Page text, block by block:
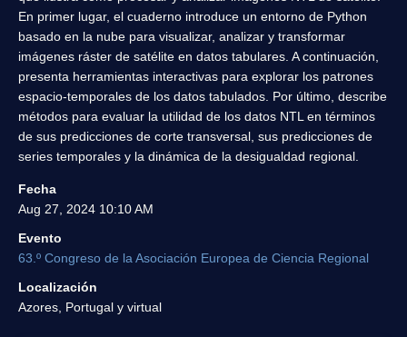
En primer lugar, el cuaderno introduce un entorno de Python
basado en la nube para visualizar, analizar y transformar
imágenes ráster de satélite en datos tabulares. A continuación,
presenta herramientas interactivas para explorar los patrones
espacio-temporales de los datos tabulados. Por último, describe
métodos para evaluar la utilidad de los datos NTL en términos
de sus predicciones de corte transversal, sus predicciones de
series temporales y la dinámica de la desigualdad regional.
Fecha
Aug 27, 2024 10:10 AM
Evento
63.º Congreso de la Asociación Europea de Ciencia Regional
Localización
Azores, Portugal y virtual